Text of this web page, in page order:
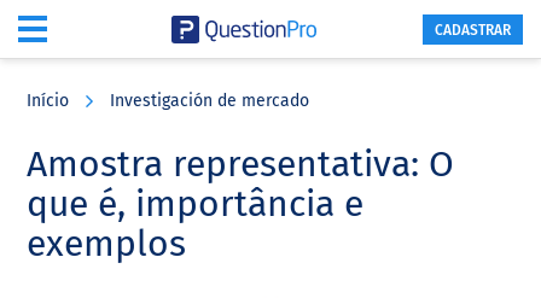
content
sidebar
CADASTRAR
Início Investigación de mercado
Amostra representativa: O
que é, importância e
exemplos